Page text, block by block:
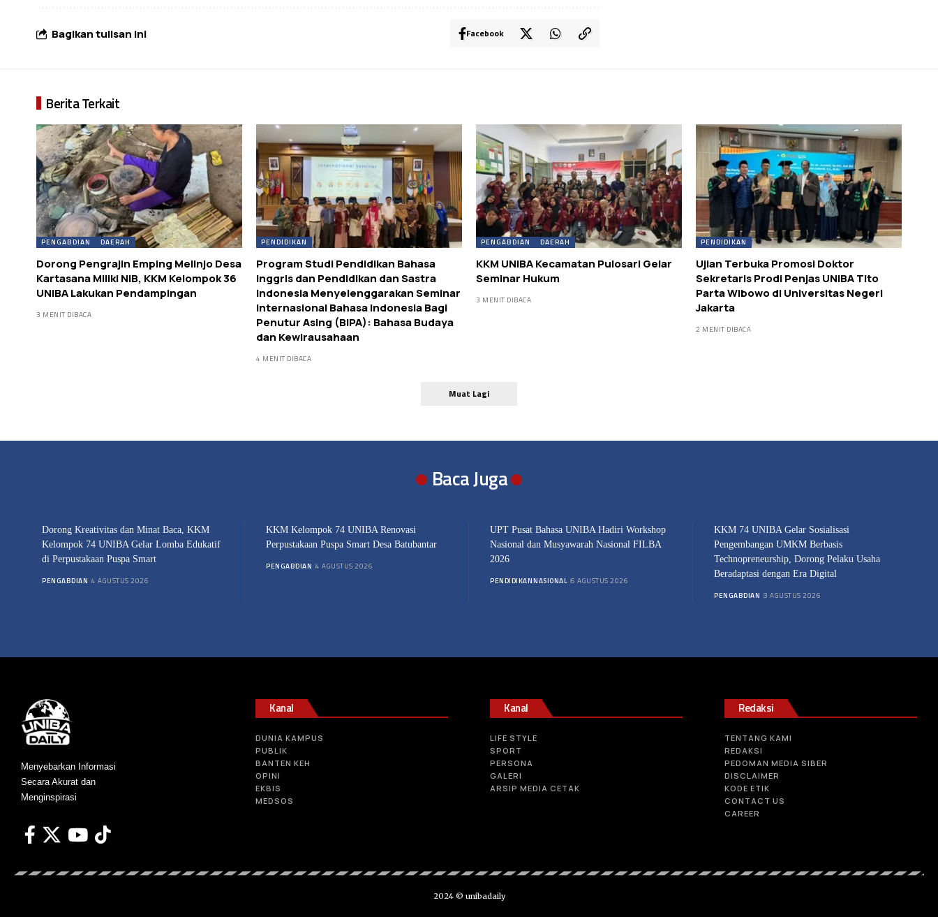
Bagikan tulisan ini Facebook
Berita Terkait
PENGABDIAN DAERAH
Dorong Pengrajin Emping Melinjo Desa
Kartasana Miliki NIB, KKM Kelompok 36
UNIBA Lakukan Pendampingan
3 MENIT DIBACA
PENDIDIKAN
Program Studi Pendidikan Bahasa
Inggris dan Pendidikan dan Sastra
Indonesia Menyelenggarakan Seminar
Internasional Bahasa Indonesia Bagi
Penutur Asing (BIPA): Bahasa Budaya
dan Kewirausahaan
4 MENIT DIBACA
PENGABDIAN DAERAH
KKM UNIBA Kecamatan Pulosari Gelar
Seminar Hukum
3 MENIT DIBACA
PENDIDIKAN
Ujian Terbuka Promosi Doktor
Sekretaris Prodi Penjas UNIBA Tito
Parta Wibowo di Universitas Negeri
Jakarta
2 MENIT DIBACA
Muat Lagi
Baca Juga
Dorong Kreativitas dan Minat Baca, KKM
Kelompok 74 UNIBA Gelar Lomba Edukatif
di Perpustakaan Puspa Smart
PENGABDIAN 4 AGUSTUS 2026
KKM Kelompok 74 UNIBA Renovasi
Perpustakaan Puspa Smart Desa Batubantar
PENGABDIAN 4 AGUSTUS 2026
UPT Pusat Bahasa UNIBA Hadiri Workshop
Nasional dan Musyawarah Nasional FILBA
2026
PENDIDIKANNASIONAL 6 AGUSTUS 2026
KKM 74 UNIBA Gelar Sosialisasi
Pengembangan UMKM Berbasis
Technopreneurship, Dorong Pelaku Usaha
Beradaptasi dengan Era Digital
PENGABDIAN 3 AGUSTUS 2026
Menyebarkan Informasi
Secara Akurat dan
Menginspirasi
Kanal
DUNIA KAMPUS
PUBLIK
BANTEN KEH
OPINI
EKBIS
MEDSOS
Kanal
LIFE STYLE
SPORT
PERSONA
GALERI
ARSIP MEDIA CETAK
Redaksi
TENTANG KAMI
REDAKSI
PEDOMAN MEDIA SIBER
DISCLAIMER
KODE ETIK
CONTACT US
CAREER
2024 © unibadaily